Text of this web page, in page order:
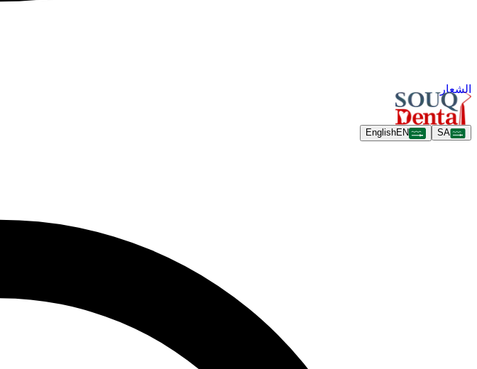
الشعار
SA
EnglishEN